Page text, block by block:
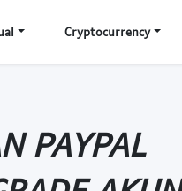
Cryptocurrency
PAYPAL